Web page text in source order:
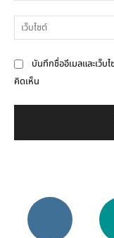
บันทึกชื่ออีเมลและเว็บ
คิดเห็น